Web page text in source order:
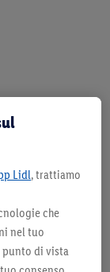
decorazioni. I
sempre parte
Lidl, trattiamo
che
nel tuo
punto di vista